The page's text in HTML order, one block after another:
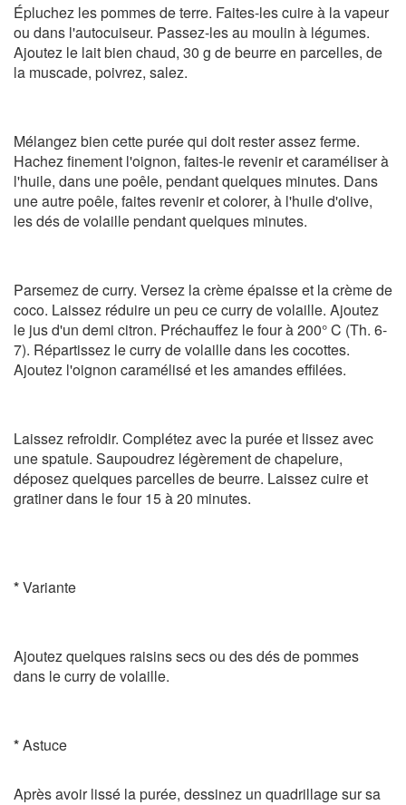
Épluchez les pommes de terre. Faites-les cuire à la vapeur
ou dans l'autocuiseur. Passez-les au moulin à légumes.
Ajoutez le lait bien chaud, 30 g de beurre en parcelles, de
la muscade, poivrez, salez.
Mélangez bien cette purée qui doit rester assez ferme.
Hachez finement l'oignon, faites-le revenir et caraméliser à
l'huile, dans une poêle, pendant quelques minutes. Dans
une autre poêle, faites revenir et colorer, à l'huile d'olive,
les dés de volaille pendant quelques minutes.
Parsemez de curry. Versez la crème épaisse et la crème de
coco. Laissez réduire un peu ce curry de volaille. Ajoutez
le jus d'un demi citron. Préchauffez le four à 200° C (Th. 6-
7). Répartissez le curry de volaille dans les cocottes.
Ajoutez l'oignon caramélisé et les amandes effilées.
Laissez refroidir. Complétez avec la purée et lissez avec
une spatule. Saupoudrez légèrement de chapelure,
déposez quelques parcelles de beurre. Laissez cuire et
gratiner dans le four 15 à 20 minutes.
*Variante
Ajoutez quelques raisins secs ou des dés de pommes
dans le curry de volaille.
*Astuce
Après avoir lissé la purée, dessinez un quadrillage sur sa